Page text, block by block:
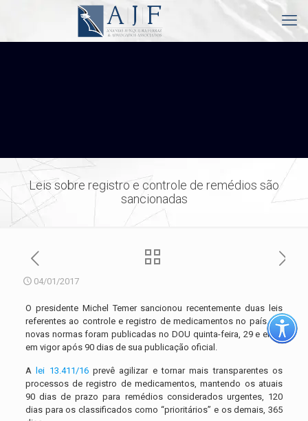
Leis sobre registro e controle de remédios são
sancionadas
04/01/2017
O presidente Michel Temer sancionou recentemente duas leis
referentes ao controle e registro de medicamentos no país. As
novas normas foram publicadas no DOU quinta-feira, 29 e entra
em vigor após 90 dias de sua publicação oficial.
A lei 13.411/16prevê agilizar e tornar mais transparentes os
processos de registro de medicamentos, mantendo os atuais
90 dias de prazo para remédios considerados urgentes, 120
dias para os classificados como “prioritários” e os demais, 365